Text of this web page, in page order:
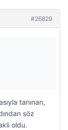
#26829
tanınan,
söz
oldu.